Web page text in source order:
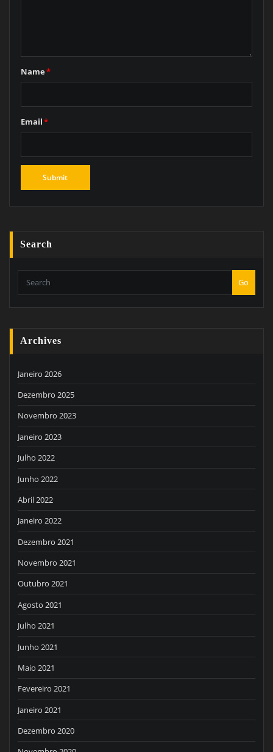
Name*
Email*
Search
Go
Archives
Janeiro 2026
Dezembro 2025
Novembro 2023
Janeiro 2023
Julho 2022
Junho 2022
Abril 2022
Janeiro 2022
Dezembro 2021
Novembro 2021
Outubro 2021
Agosto 2021
Julho 2021
Junho 2021
Maio 2021
Fevereiro 2021
Janeiro 2021
Dezembro 2020